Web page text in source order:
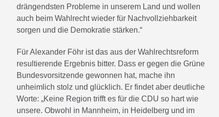
drängendsten Probleme in unserem Land und wollen
auch beim Wahlrecht wieder für Nachvollziehbarkeit
sorgen und die Demokratie stärken.“
Für Alexander Föhr ist das aus der Wahlrechtsreform
resultierende Ergebnis bitter. Dass er gegen die Grüne
Bundesvorsitzende gewonnen hat, mache ihn
unheimlich stolz und glücklich. Er findet aber deutliche
Worte: „Keine Region trifft es für die CDU so hart wie
unsere. Obwohl in Mannheim, in Heidelberg und im